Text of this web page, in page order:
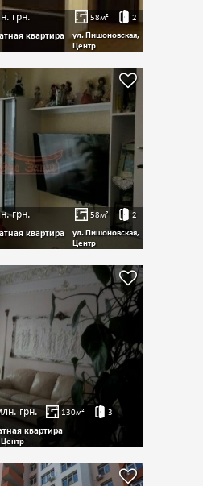
грн. 58м² 2
квартира
ул. Пишоновская,
Центр
грн. 58м² 2
квартира
ул. Пишоновская,
Центр
грн. 130м² 3
квартира
Центр